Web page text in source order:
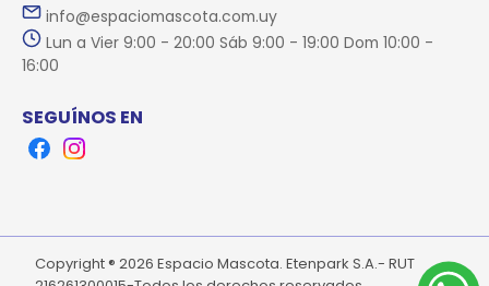
info@espaciomascota.com.uy
Lun a Vier 9:00 - 20:00 Sáb 9:00 - 19:00 Dom 10:00 -
16:00
SEGUÍNOS EN
FacebookInstagram
Copyright ® 2026 Espacio Mascota. Etenpark S.A.- RUT